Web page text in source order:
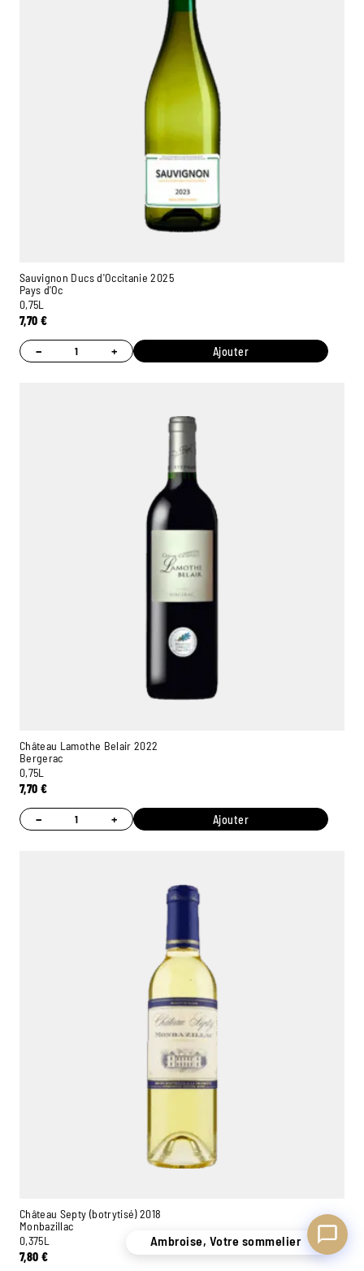
Sauvignon Ducs d'Occitanie 2025
Pays d'Oc
0,75L
7,70 €
− + Ajouter
Château Lamothe Belair 2022
Bergerac
0,75L
7,70 €
− + Ajouter
Château Septy (botrytisé) 2018
Monbazillac
0,375L
7,80 €
Ambroise, Votre sommelier
Ambroise, Votre sommelier
Disponible pour vous conseiller